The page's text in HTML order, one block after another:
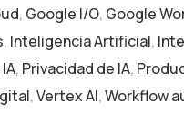
, Google I/O, Google
, Inteligencia Artificial,
, Privacidad de IA,
,Vertex AI,Workflow